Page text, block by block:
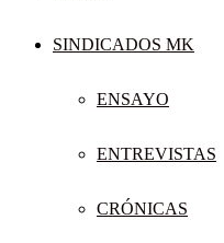
SINDICADOS MK
ENSAYO
ENTREVISTAS
CRÓNICAS